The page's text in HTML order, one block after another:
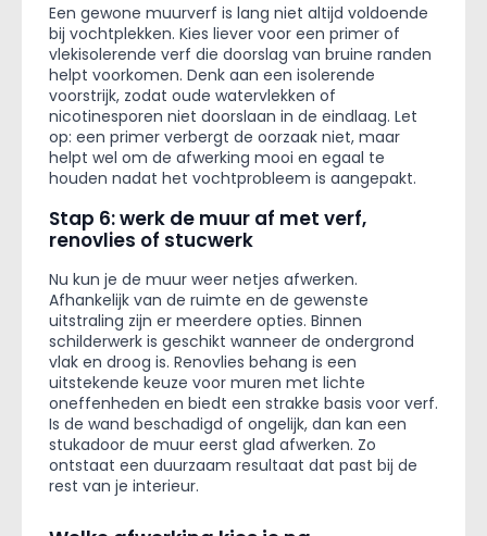
Een gewone muurverf is lang niet altijd voldoende
bij vochtplekken. Kies liever voor een primer of
vlekisolerende verf die doorslag van bruine randen
helpt voorkomen. Denk aan een isolerende
voorstrijk, zodat oude watervlekken of
nicotinesporen niet doorslaan in de eindlaag. Let
op: een primer verbergt de oorzaak niet, maar
helpt wel om de afwerking mooi en egaal te
houden nadat het vochtprobleem is aangepakt.
Stap 6: werk de muur af met verf,
renovlies of stucwerk
Nu kun je de muur weer netjes afwerken.
Afhankelijk van de ruimte en de gewenste
uitstraling zijn er meerdere opties. Binnen
schilderwerk is geschikt wanneer de ondergrond
vlak en droog is. Renovlies behang is een
uitstekende keuze voor muren met lichte
oneffenheden en biedt een strakke basis voor verf.
Is de wand beschadigd of ongelijk, dan kan een
stukadoor de muur eerst glad afwerken. Zo
ontstaat een duurzaam resultaat dat past bij de
rest van je interieur.